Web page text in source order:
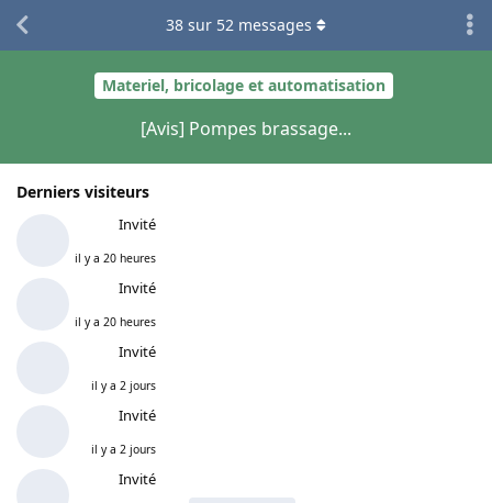
Materiel, bricolage et automatisation
[Avis] Pompes brassage...
Derniers visiteurs
Invité
il y a 20 heures
Invité
il y a 20 heures
Invité
il y a 2 jours
Invité
il y a 2 jours
Invité
38 sur 52 messages